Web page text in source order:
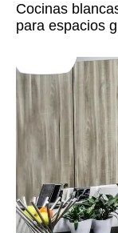
Cocinas
para espacios